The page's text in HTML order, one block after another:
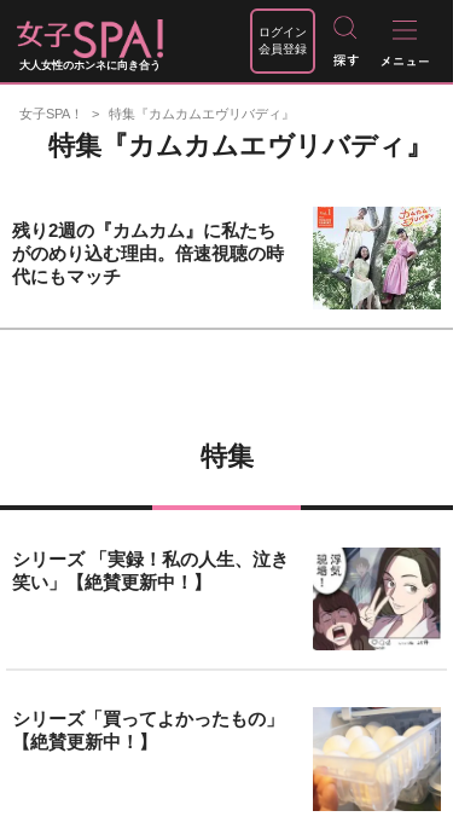
大人女性のホンネに向き合う
ログイン
会員登録
女子SPA！ 特集『カムカムエヴリバディ』
特集『カムカムエヴリバディ』
残り2週の『カムカム』に私たち
がのめり込む理由。倍速視聴の時
代にもマッチ
特集
シリーズ 「実録！私の人生、泣き
笑い」【絶賛更新中！】
シリーズ「買ってよかったもの」
【絶賛更新中！】